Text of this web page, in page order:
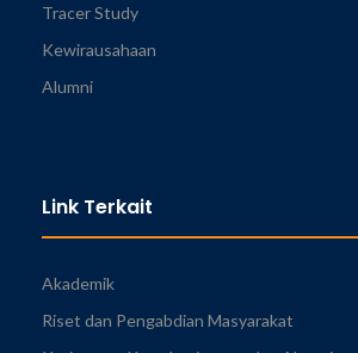
Tracer Study
Kewirausahaan
Alumni
Link Terkait
Akademik
Riset dan Pengabdian Masyarakat